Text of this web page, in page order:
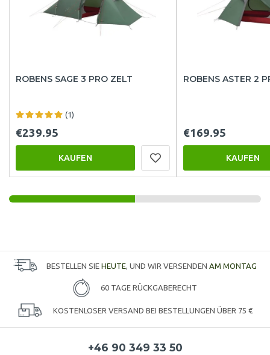
ROBENS SAGE 3 PRO ZELT
(1)
€239.95
KAUFEN
ROBENS ASTER 2
€169.95
KAUFEN
BESTELLEN SIE HEUTE , UND WIR VERSENDEN AM MONTAG
60 TAGE RÜCKGABERECHT
KOSTENLOSER VERSAND BEI BESTELLUNGEN ÜBER 75 €
+46 90 349 33 50